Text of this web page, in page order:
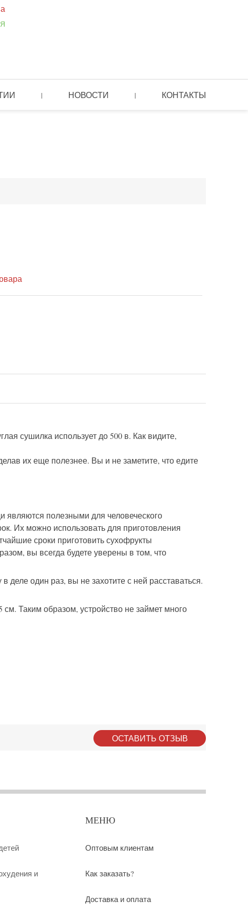
| НОВОСТИ | КОНТАКТЫ
сушилка использует до 500 в. Как видите,
их еще полезнее. Вы и не заметите, что едите
полезными для человеческого
Их можно использовать для приготовления
сроки приготовить сухофрукты
вы всегда будете уверены в том, что
деле один раз, вы не захотите с ней расставаться.
Таким образом, устройство не займет много
ОСТАВИТЬ ОТЗЫВ
и
МЕНЮ
Оптовым клиентам
Как заказать?
Доставка и оплата